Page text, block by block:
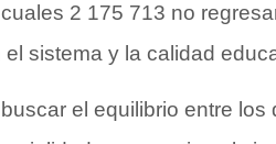
2 175 713 no
sistema y la calidad
el equilibrio entre los